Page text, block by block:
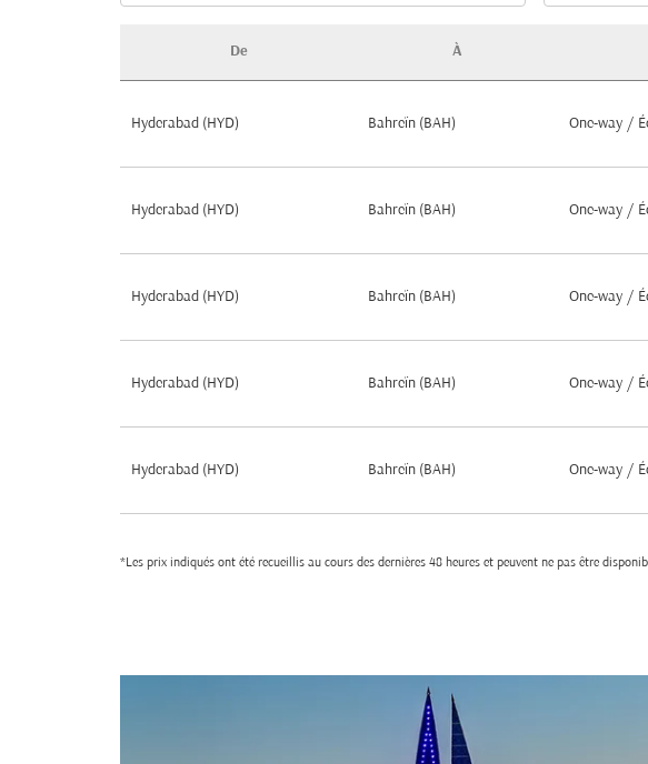
De À
Hyderabad (HYD) Bahreïn (BAH) One-way /
Hyderabad (HYD) Bahreïn (BAH) One-way /
Hyderabad (HYD) Bahreïn (BAH) One-way /
Hyderabad (HYD) Bahreïn (BAH) One-way /
Hyderabad (HYD) Bahreïn (BAH) One-way /
*Les prix indiqués ont été recueillis au cours des dernières 48 heures et peuvent ne pas être